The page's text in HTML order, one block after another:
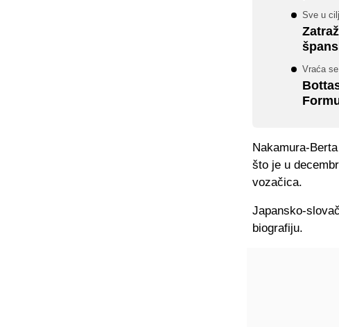
Sve u
Vraća
Nakamura-
što je u
vozačica.
Japansko-
biografiju.